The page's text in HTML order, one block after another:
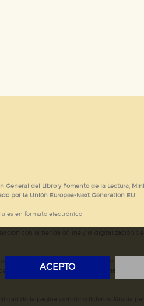
General del Libro y Fomento de la Lectura,
por la Unión Europea-Next Generation EU
en formato electrónico
del estándar ISNI; mejora del
código HTML.Actividad subvencionada por
ACEPTO